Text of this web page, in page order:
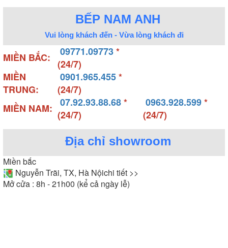
BẾP NAM ANH
Vui lòng khách đến - Vừa lòng khách đi
MIỀN BẮC: 09771.09773*
(24/7)
MIỀN
TRUNG:
0901.965.455*
(24/7)
MIỀN NAM:
07.92.93.88.68*
(24/7)
0963.928.599*
(24/7)
Địa chỉ showroom
Miền bắc
Nguyễn Trãi, TX, Hà Nộichi tiết >>
Mở cửa : 8h - 21h00 (kể cả ngày lễ)